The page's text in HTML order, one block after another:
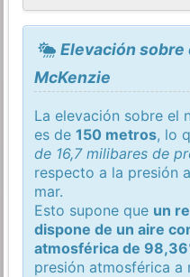
Elevación sobre
McKenzie
La elevación sobre el
es de150 metros, lo
de 16,7 milibares de
respecto a la presión
mar.
Esto supone que un
dispone de un aire
atmosférica de
presión atmosférica a